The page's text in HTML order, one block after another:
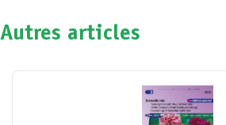
Autres articles